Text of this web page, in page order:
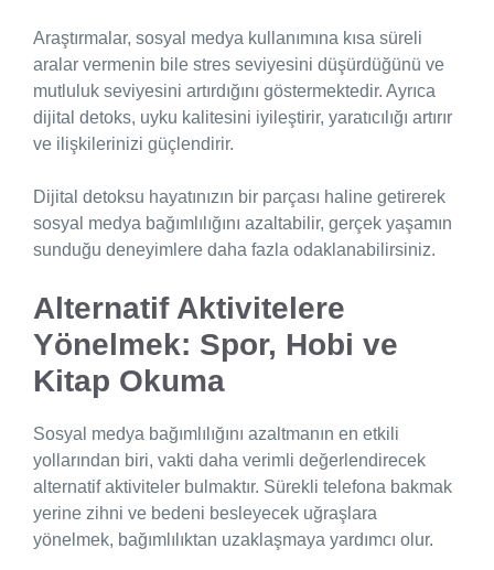
Araştırmalar, sosyal medya kullanımına kısa süreli
aralar vermenin bile stres seviyesini düşürdüğünü ve
mutluluk seviyesini artırdığını göstermektedir. Ayrıca
dijital detoks, uyku kalitesini iyileştirir, yaratıcılığı artırır
ve ilişkilerinizi güçlendirir.
Dijital detoksu hayatınızın bir parçası haline getirerek
sosyal medya bağımlılığını azaltabilir, gerçek yaşamın
sunduğu deneyimlere daha fazla odaklanabilirsiniz.
Alternatif Aktivitelere
Yönelmek: Spor, Hobi ve
Kitap Okuma
Sosyal medya bağımlılığını azaltmanın en etkili
yollarından biri, vakti daha verimli değerlendirecek
alternatif aktiviteler bulmaktır. Sürekli telefona bakmak
yerine zihni ve bedeni besleyecek uğraşlara
yönelmek, bağımlılıktan uzaklaşmaya yardımcı olur.